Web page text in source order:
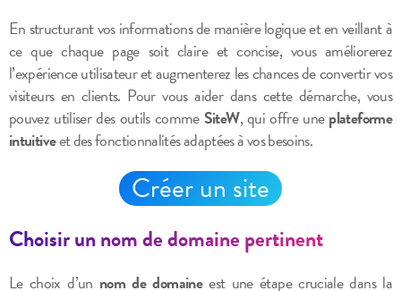
En structurant vos informations de manière logique et en veillant à
ce que chaque page soit claire et concise, vous améliorerez
l’expérience utilisateur et augmenterez les chances de convertir vos
visiteurs en clients. Pour vous aider dans cette démarche, vous
pouvez utiliser des outils comme SiteW, qui offre uneplateforme
intuitiveet des fonctionnalités adaptées à vos besoins.
Créer un site
Choisir un nom de domaine pertinent
Le choix d’un nom de domaineest une étape cruciale dans la